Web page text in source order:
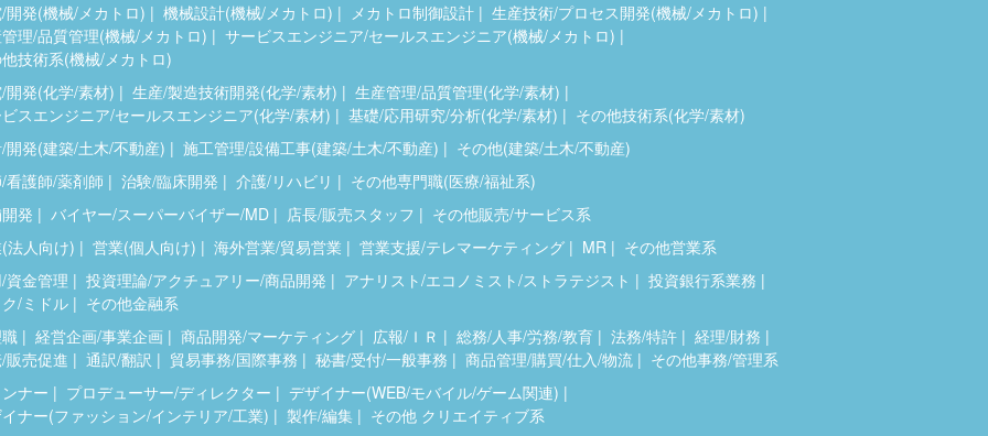
開発(機械/メカトロ)
機械設計(機械/メカトロ) メカトロ制御設計
生産技術/プロセス開発(機械/メカトロ)
理/品質管理(機械/メカトロ)
サービスエンジニア/セールスエンジニア(機械/メカトロ)
技術系(機械/メカトロ)
開発(化学/素材)
生産/製造技術開発(化学/素材)
生産管理/品質管理(化学/素材)
スエンジニア/セールスエンジニア(化学/素材)
基礎/応用研究/分析(化学/素材)
その他技術系(化学/素材)
開発(建築/土木/不動産)
施工管理/設備工事(建築/土木/不動産)
その他(建築/土木/不動産)
看護師/薬剤師
治験/臨床開発 介護/リハビリ
その他専門職(医療/福祉系)
発
バイヤー/スーパーバイザー/MD 店長/販売スタッフ
その他販売/サービス系
法人向け)
営業(個人向け) 海外営業/貿易営業 営業支援/テレマーケティング MR
その他営業系
資金管理
投資理論/アクチュアリー/商品開発 アナリスト/エコノミスト/ストラテジスト
投資銀行系業務
/ミドル
その他金融系
経営企画/事業企画 商品開発/マーケティング 広報/ＩＲ 総務/人事/労務/教育 法務/特許
経理/財務
販売促進
通訳/翻訳 貿易事務/国際事務 秘書/受付/一般事務 商品管理/購買/仕入/物流
その他事務/管理系
ナー
プロデューサー/ディレクター
デザイナー(WEB/モバイル/ゲーム関連)
ナー(ファッション/インテリア/工業)
製作/編集
その他 クリエイティブ系